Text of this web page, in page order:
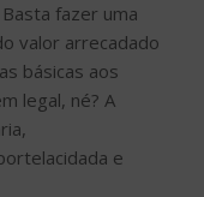
fazer uma
valor arrecadado
básicas aos
legal, né? A
e